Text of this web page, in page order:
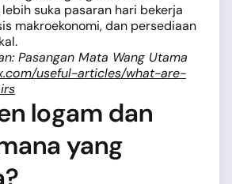
suka pasaran hari bekerja
makroekonomi, dan persediaan
Pasangan Mata Wang Utama
useful-articles/what-are-
logam dan
yang